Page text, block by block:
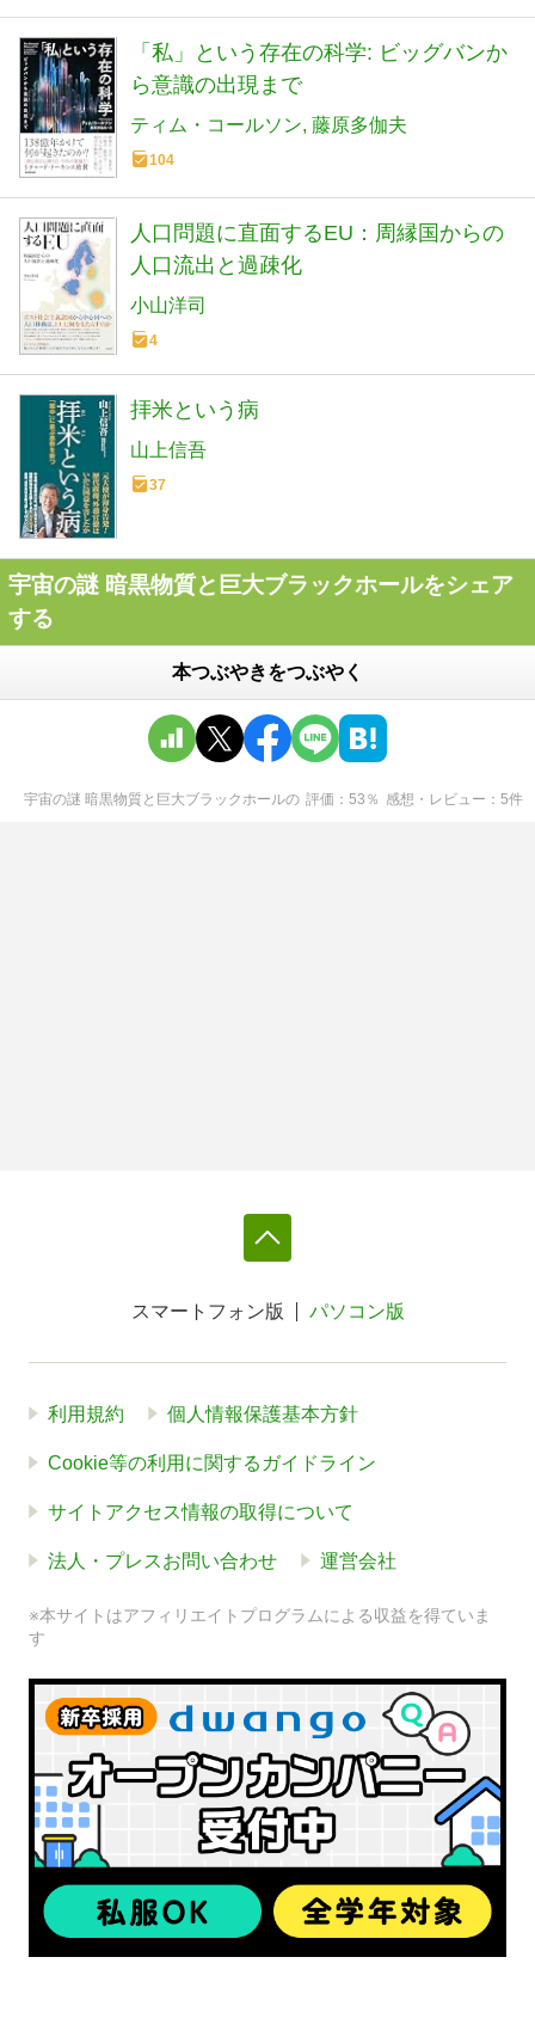
「私」という存在の科学: ビッグバンか
ら意識の出現まで
ティム・コールソン 藤原多伽夫
104
人口問題に直面するEU：周縁国からの
人口流出と過疎化
小山洋司
4
拝米という病
山上信吾
37
宇宙の謎 暗黒物質と巨大ブラックホールをシェア
する
本つぶやきをつぶやく
宇宙の謎 暗黒物質と巨大ブラックホールの 評価 53 ％ 感想・レビュー 5件
スマートフォン版 パソコン版
利用規約 個人情報保護基本方針
Cookie等の利用に関するガイドライン
サイトアクセス情報の取得について
法人・プレスお問い合わせ 運営会社
※本サイトはアフィリエイトプログラムによる収益を得ていま
す